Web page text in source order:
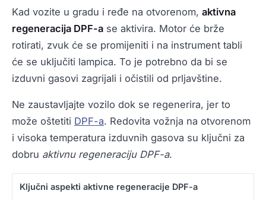
Kad vozite u gradu i ređe na otvorenom, aktivna
regeneracija DPF-a se aktivira. Motor će brže
rotirati, zvuk će se promijeniti i na instrument tabli
će se uključiti lampica. To je potrebno da bi se
izduvni gasovi zagrijali i očistili od prljavštine.
Ne zaustavljajte vozilo dok se regenerira, jer to
može oštetiti DPF-a. Redovita vožnja na otvorenom
i visoka temperatura izduvnih gasova su ključni za
dobru aktivnu regeneraciju DPF-a.
Ključni aspekti aktivne regeneracije DPF-a